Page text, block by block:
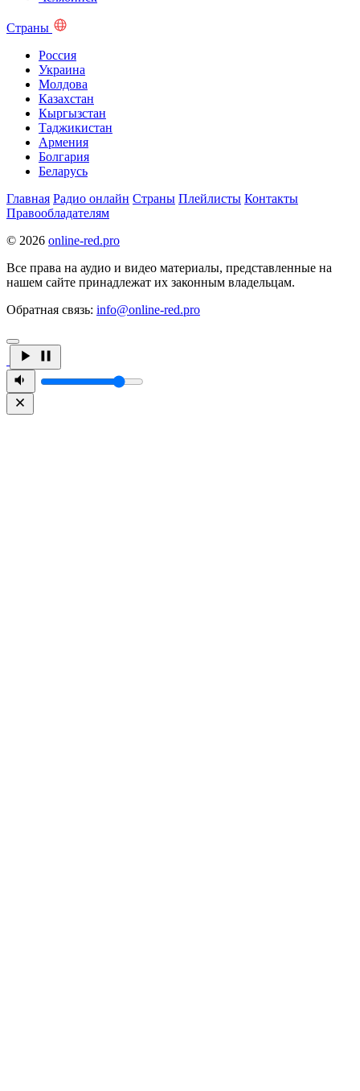
Страны
Россия
Украина
Молдова
Казахстан
Кыргызстан
Таджикистан
Армения
Болгария
Беларусь
Главная Радио онлайн Страны Плейлисты Контакты
Правообладателям
© 2026 online-red.pro
Все права на аудио и видео материалы, представленные на
нашем сайте принадлежат их законным владельцам.
Обратная связь: info@online-red.pro